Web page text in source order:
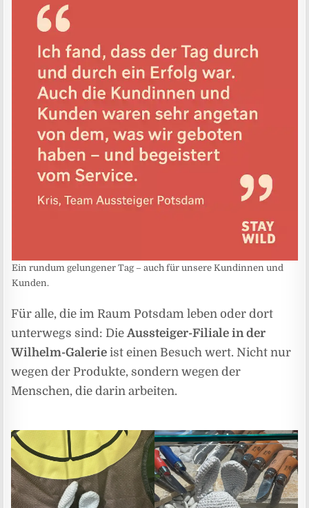
Ein rundum gelungener Tag – auch für unsere Kundinnen und
Kunden.
Für alle, die im Raum Potsdam leben oder dort
unterwegs sind: DieAussteiger-Filiale in der
Wilhelm-Galerie ist einen Besuch wert. Nicht nur
wegen der Produkte, sondern wegen der
Menschen, die darin arbeiten.